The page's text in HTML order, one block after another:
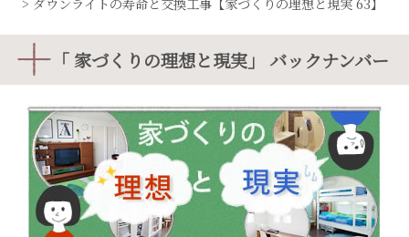
「 家づくりの理想と現実」 バックナンバー